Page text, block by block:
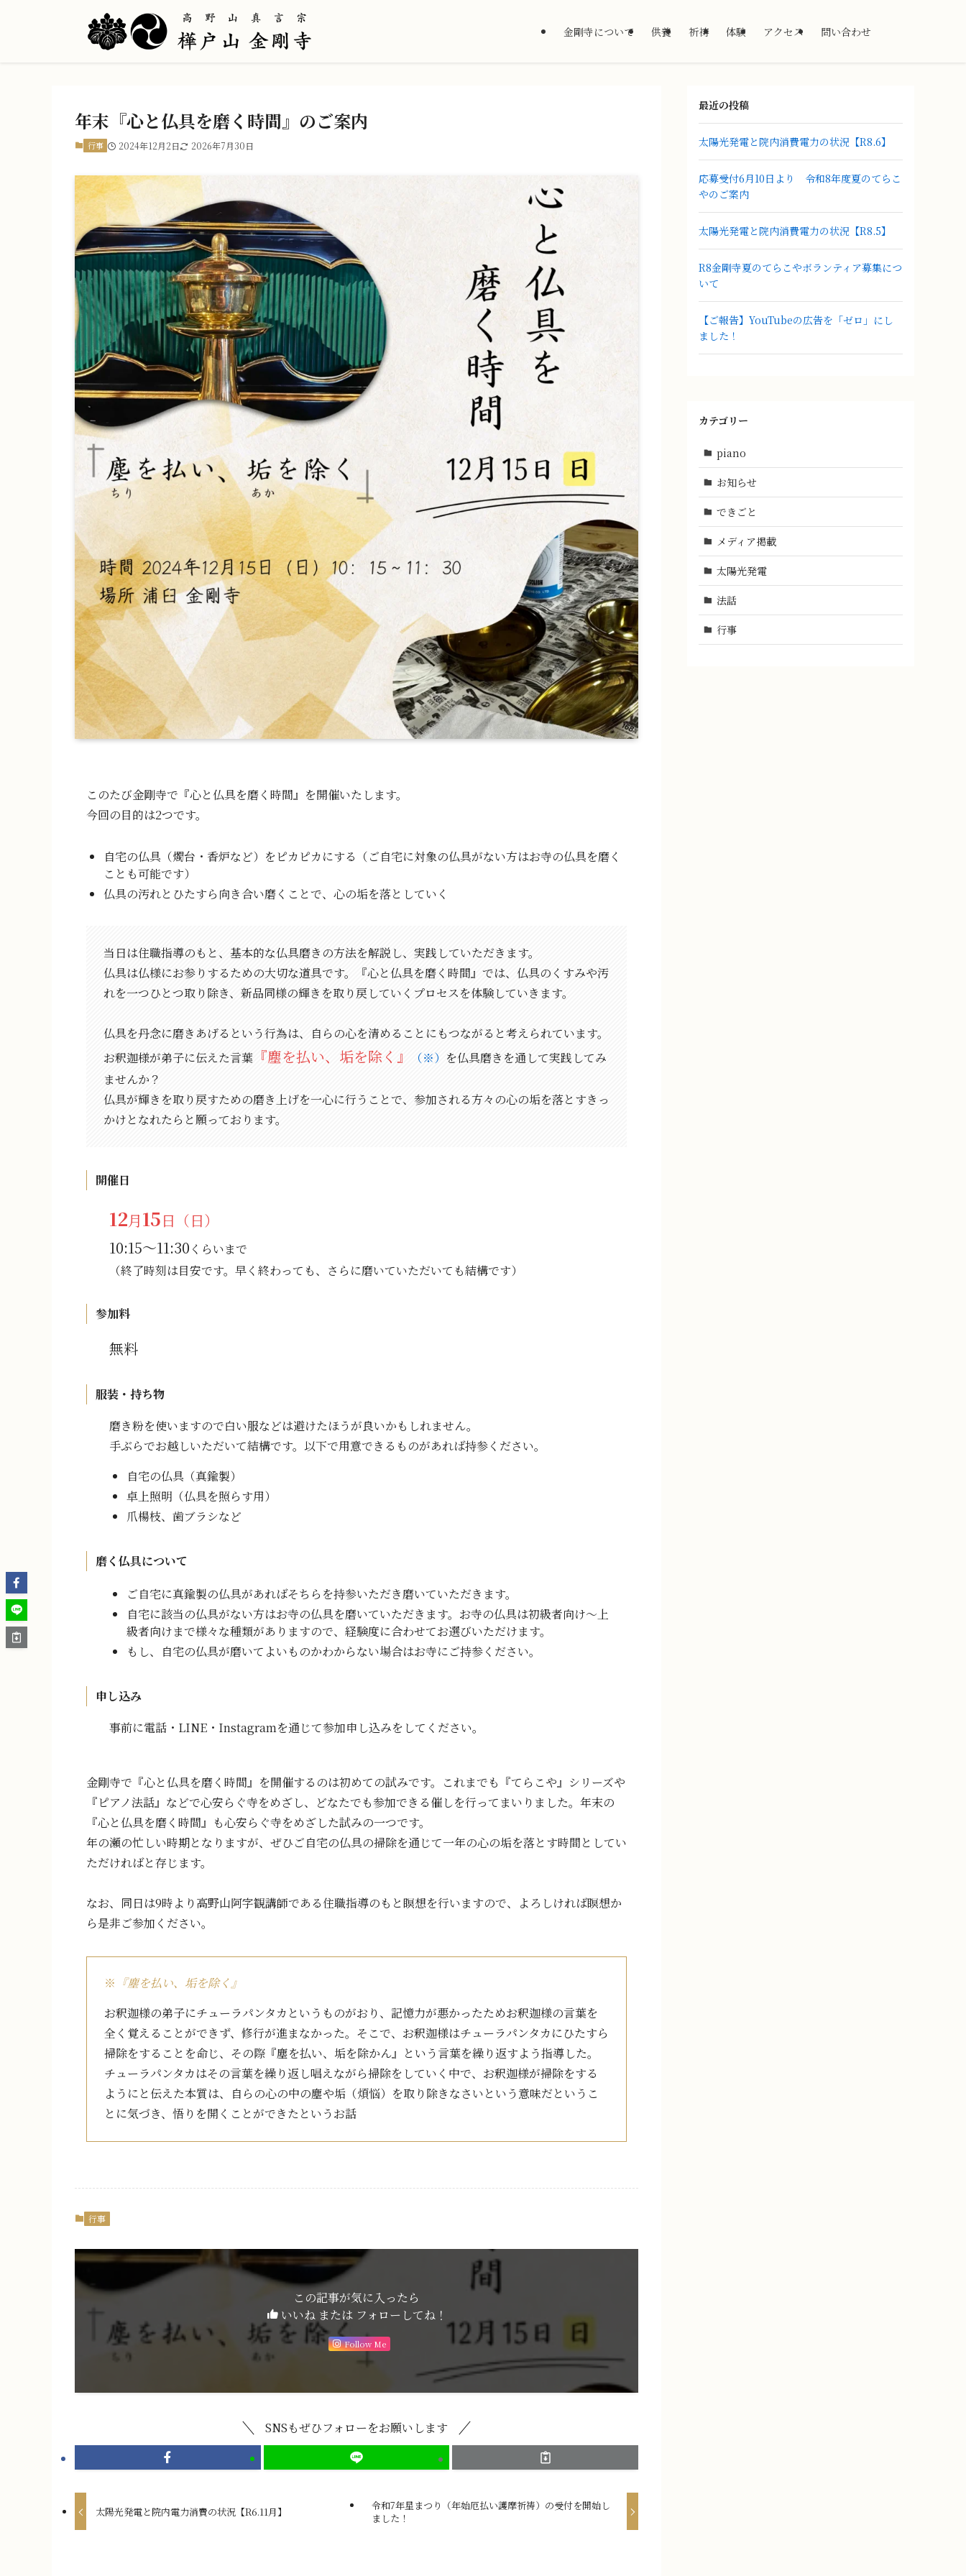
金剛寺について 供養 祈祷 体験 アクセス 問い合わせ
年末『心と仏具を磨く時間』のご案内
行事 2024年12月2日 2026年7月30日
このたび金剛寺で『心と仏具を磨く時間』を開催いたします。
今回の目的は2つです。
自宅の仏具（燭台・香炉など）をピカピカにする（ご自宅に対象の仏具がない方はお寺の仏具を磨く
ことも可能です）
仏具の汚れとひたすら向き合い磨くことで、心の垢を落としていく
当日は住職指導のもと、基本的な仏具磨きの方法を解説し、実践していただきます。
仏具は仏様にお参りするための大切な道具です。『心と仏具を磨く時間』では、仏具のくすみや汚
れを一つひとつ取り除き、新品同様の輝きを取り戻していくプロセスを体験していきます。
仏具を丹念に磨きあげるという行為は、自らの心を清めることにもつながると考えられています。
お釈迦様が弟子に伝えた言葉 『塵を払い、垢を除く』 （※） を仏具磨きを通して実践してみ
ませんか？
仏具が輝きを取り戻すための磨き上げを一心に行うことで、参加される方々の心の垢を落とすきっ
かけとなれたらと願っております。
開催日
12月15日 （日）
10:15～11:30 くらいまで
（終了時刻は目安です。早く終わっても、さらに磨いていただいても結構です）
参加料
無料
服装・持ち物
磨き粉を使いますので白い服などは避けたほうが良いかもしれません。
手ぶらでお越しいただいて結構です。以下で用意できるものがあれば持参ください。
自宅の仏具（真鍮製）
卓上照明（仏具を照らす用）
爪楊枝、歯ブラシなど
磨く仏具について
ご自宅に真鍮製の仏具があればそちらを持参いただき磨いていただきます。
自宅に該当の仏具がない方はお寺の仏具を磨いていただきます。お寺の仏具は初級者向け～上
級者向けまで様々な種類がありますので、経験度に合わせてお選びいただけます。
もし、自宅の仏具が磨いてよいものかわからない場合はお寺にご持参ください。
申し込み
事前に電話・LINE・Instagramを通じて参加申し込みをしてください。
金剛寺で『心と仏具を磨く時間』を開催するのは初めての試みです。これまでも『てらこや』シリーズや
『ピアノ法話』などで心安らぐ寺をめざし、どなたでも参加できる催しを行ってまいりました。年末の
『心と仏具を磨く時間』も心安らぐ寺をめざした試みの一つです。
年の瀬の忙しい時期となりますが、ぜひご自宅の仏具の掃除を通じて一年の心の垢を落とす時間としてい
ただければと存じます。
なお、同日は9時より高野山阿字観講師である住職指導のもと瞑想を行いますので、よろしければ瞑想か
ら是非ご参加ください。
※ 『塵を払い、垢を除く』
お釈迦様の弟子にチューラパンタカというものがおり、記憶力が悪かったためお釈迦様の言葉を
全く覚えることができず、修行が進まなかった。そこで、お釈迦様はチューラパンタカにひたすら
掃除をすることを命じ、その際『塵を払い、垢を除かん』という言葉を繰り返すよう指導した。
チューラパンタカはその言葉を繰り返し唱えながら掃除をしていく中で、お釈迦様が掃除をする
ようにと伝えた本質は、自らの心の中の塵や垢（煩悩）を取り除きなさいという意味だというこ
とに気づき、悟りを開くことができたというお話
行事
この記事が気に入ったら
いいね または フォローしてね！
Follow Me
SNSもぜひフォローをお願いします
太陽光発電と院内電力消費の状況【R6.11月】
令和7年星まつり（年始厄払い護摩祈祷）の受付を開始し
ました！
最近の投稿
太陽光発電と院内消費電力の状況【R8.6】
応募受付6月10日より 令和8年度夏のてらこ
やのご案内
太陽光発電と院内消費電力の状況【R8.5】
R8金剛寺夏のてらこやボランティア募集につ
いて
【ご報告】YouTubeの広告を「ゼロ」にし
ました！
カテゴリー
piano
お知らせ
できごと
メディア掲載
太陽光発電
法話
行事